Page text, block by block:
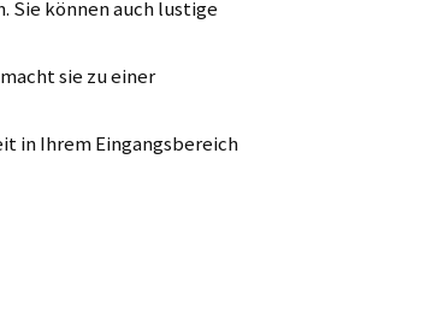
Sie können auch lustige
sie zu einer
in Ihrem Eingangsbereich